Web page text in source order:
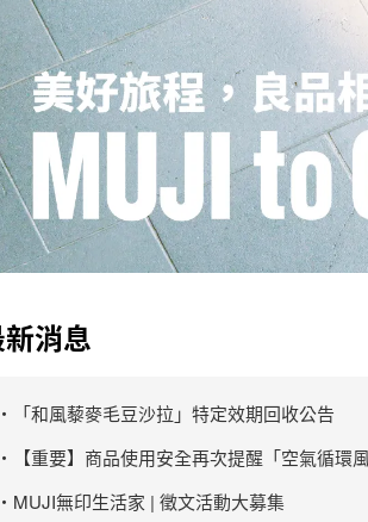
消息
・「和風藜麥毛豆沙拉」特定效期回收公告
・【重要】商品使用安全再次提醒「空氣循環
・MUJI無印生活家 | 徵文活動大募集